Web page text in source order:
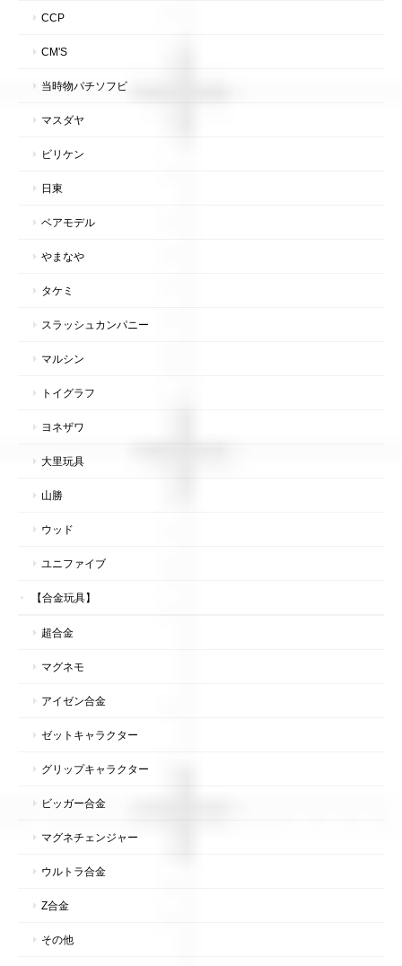
CCP
CM'S
当時物パチソフビ
マスダヤ
ビリケン
日東
ベアモデル
やまなや
タケミ
スラッシュカンパニー
マルシン
トイグラフ
ヨネザワ
大里玩具
山勝
ウッド
ユニファイブ
【合金玩具】
超合金
マグネモ
アイゼン合金
ゼットキャラクター
グリップキャラクター
ビッガー合金
マグネチェンジャー
ウルトラ合金
Z合金
その他